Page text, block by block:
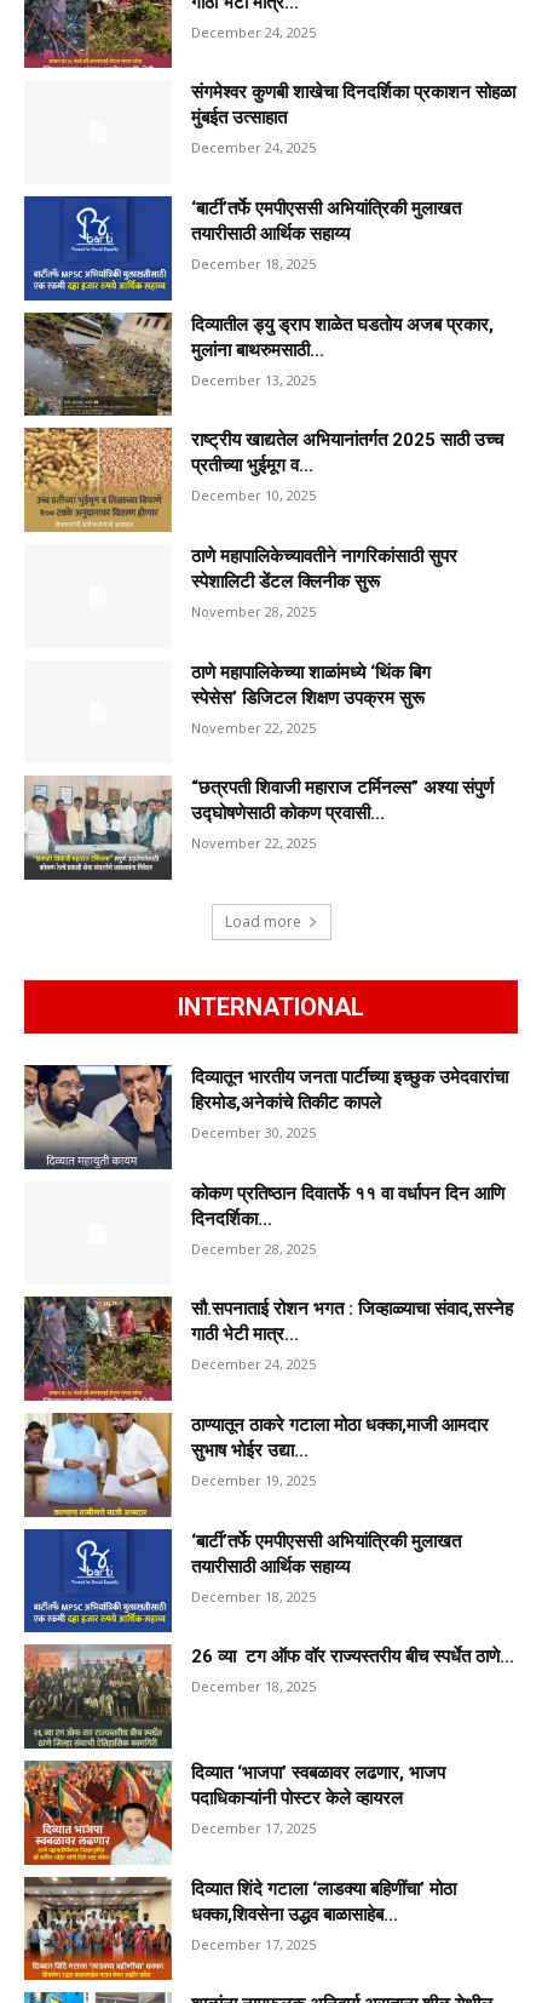
December 24, 2025
संगमेश्वर कुणबी शाखेचा दिनदर्शिका प्रकाशन सोहळा
मुंबईत उत्साहात
December 24, 2025
‘बार्टी’तर्फे एमपीएससी अभियांत्रिकी मुलाखत
तयारीसाठी आर्थिक सहाय्य
December 18, 2025
दिव्यातील ड्यु ड्राप शाळेत घडतोय अजब प्रकार,
मुलांना बाथरुमसाठी...
December 13, 2025
राष्ट्रीय खाद्यतेल अभियानांतर्गत 2025 साठी उच्च
प्रतीच्या भुईमूग व...
December 10, 2025
ठाणे महापालिकेच्यावतीने नागरिकांसाठी सुपर
स्पेशालिटी डेंटल क्लिनीक सुरू
November 28, 2025
ठाणे महापालिकेच्या शाळांमध्ये ‘थिंक बिग
स्पेसेस’ डिजिटल शिक्षण उपक्रम सुरू
November 22, 2025
“छत्रपती शिवाजी महाराज टर्मिनल्स” अश्या संपुर्ण
उद्घोषणेसाठी कोकण प्रवासी...
November 22, 2025
Load more
INTERNATIONAL
दिव्यातून भारतीय जनता पार्टीच्या इच्छुक उमेदवारांचा
हिरमोड,अनेकांचे तिकीट कापले
December 30, 2025
कोकण प्रतिष्ठान दिवातर्फे ११ वा वर्धापन दिन आणि
दिनदर्शिका...
December 28, 2025
सौ.सपनाताई रोशन भगत : जिव्हाळ्याचा संवाद,सस्नेह
गाठी भेटी मात्र...
December 24, 2025
ठाण्यातून ठाकरे गटाला मोठा धक्का,माजी आमदार
सुभाष भोईर उद्या...
December 19, 2025
‘बार्टी’तर्फे एमपीएससी अभियांत्रिकी मुलाखत
तयारीसाठी आर्थिक सहाय्य
December 18, 2025
26 व्या टग ऑफ वॉर राज्यस्तरीय बीच स्पर्धेत ठाणे...
December 18, 2025
दिव्यात ‘भाजपा’ स्वबळावर लढणार, भाजप
पदाधिकाऱ्यांनी पोस्टर केले व्हायरल
December 17, 2025
दिव्यात शिंदे गटाला ‘लाडक्या बहिणींचा’ मोठा
धक्का,शिवसेना उद्धव बाळासाहेब...
December 17, 2025